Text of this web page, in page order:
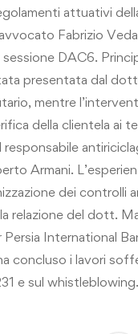
attuativi
Fabrizio
DAC6.
presentata dal dott.
mentre
della clientela ai
Armani.
dei controlli
relazione del dott.
Persia International
concluso i lavori
e sul whistleblowing.